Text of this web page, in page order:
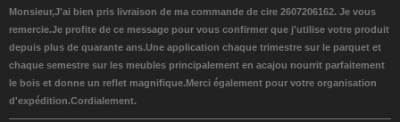
Monsieur,J'ai bien pris livraison de ma commande de cire 2607206162. Je vous
remercie.Je profite de ce message pour vous confirmer que j'utilise votre produit
depuis plus de quarante ans.Une application chaque trimestre sur le parquet et
chaque semestre sur les meubles principalement en acajou nourrit parfaitement
le bois et donne un reflet magnifique.Merci également pour votre organisation
d'expédition.Cordialement.